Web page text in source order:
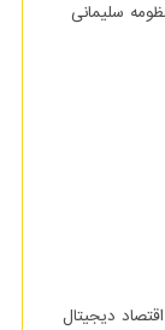
منظومه سلیمانی
دیجیتال